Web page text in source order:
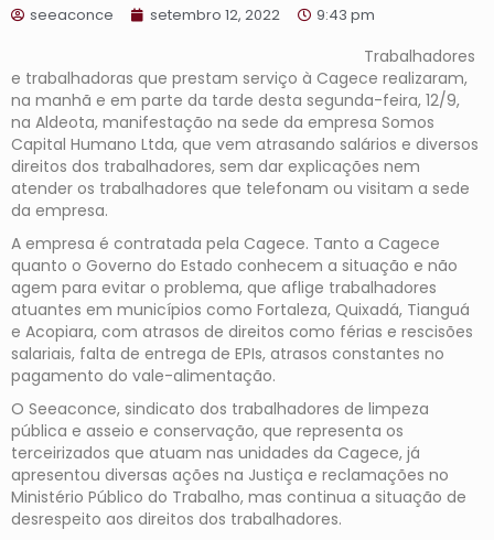
seeaconce setembro 12, 2022 9:43 pm
Trabalhadores
e trabalhadoras que prestam serviço à Cagece realizaram,
na manhã e em parte da tarde desta segunda-feira, 12/9,
na Aldeota, manifestação na sede da empresa Somos
Capital Humano Ltda, que vem atrasando salários e diversos
direitos dos trabalhadores, sem dar explicações nem
atender os trabalhadores que telefonam ou visitam a sede
da empresa.
A empresa é contratada pela Cagece. Tanto a Cagece
quanto o Governo do Estado conhecem a situação e não
agem para evitar o problema, que aflige trabalhadores
atuantes em municípios como Fortaleza, Quixadá, Tianguá
e Acopiara, com atrasos de direitos como férias e rescisões
salariais, falta de entrega de EPIs, atrasos constantes no
pagamento do vale-alimentação.
O Seeaconce, sindicato dos trabalhadores de limpeza
pública e asseio e conservação, que representa os
terceirizados que atuam nas unidades da Cagece, já
apresentou diversas ações na Justiça e reclamações no
Ministério Público do Trabalho, mas continua a situação de
desrespeito aos direitos dos trabalhadores.